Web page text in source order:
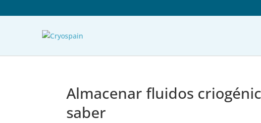
Almacenar fluidos
saber